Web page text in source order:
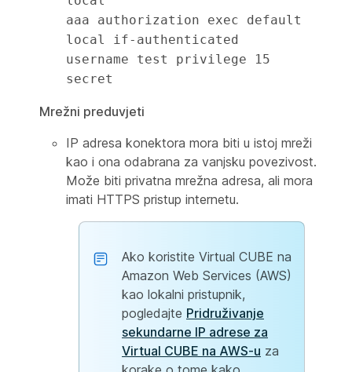
aaa authorization exec default
local if-authenticated
username test privilege 15
Mrežni preduvjeti
IP adresa konektora mora biti u istoj mreži
kao i ona odabrana za vanjsku povezivost.
Može biti privatna mrežna adresa, ali mora
imati HTTPS pristup internetu.
Ako koristite Virtual CUBE na
Amazon Web Services (AWS)
kao lokalni pristupnik,
pogledajte Pridruživanje
sekundarne IP adrese za
Virtual CUBE na AWS-u za